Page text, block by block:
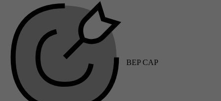
BEP CAP